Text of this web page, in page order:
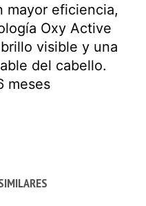
mayor eficiencia,
Oxy Active
visible y una
del cabello.
meses